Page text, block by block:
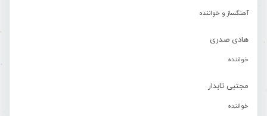
آهنگساز و خواننده
هادی صدری
خواننده
مجتبی تابدار
خواننده